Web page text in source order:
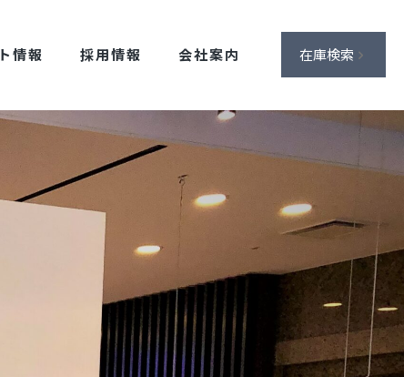
情報 採用情報 会社案内 在庫検索